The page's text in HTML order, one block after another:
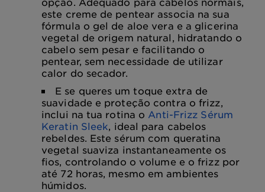
este creme de pentear associa na sua
fórmula o gel de aloe vera e a glicerina
vegetal de origem natural, hidratando o
cabelo sem pesar e facilitando o
pentear, sem necessidade de utilizar
calor do secador.
E se queres um toque extra de
suavidade e proteção contra o frizz,
inclui na tua rotina o Anti-Frizz Sérum
Keratin Sleek, ideal para cabelos
rebeldes. Este sérum com queratina
vegetal suaviza instantaneamente os
fios, controlando o volume e o frizz por
até 72 horas, mesmo em ambientes
húmidos.